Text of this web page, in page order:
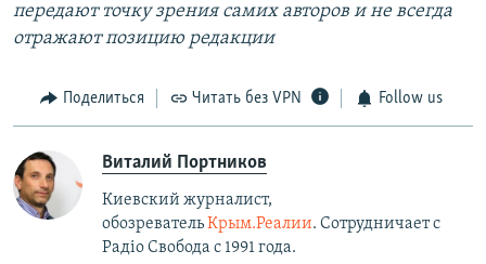
передают точку зрения самих авторов и не всегда
отражают позицию редакции
Поделиться Читать без VPN Follow us
Виталий Портников
Киевский журналист,
обозревательКрым.Реалии. Сотрудничает с
Радiо Свобода с 1991 года.